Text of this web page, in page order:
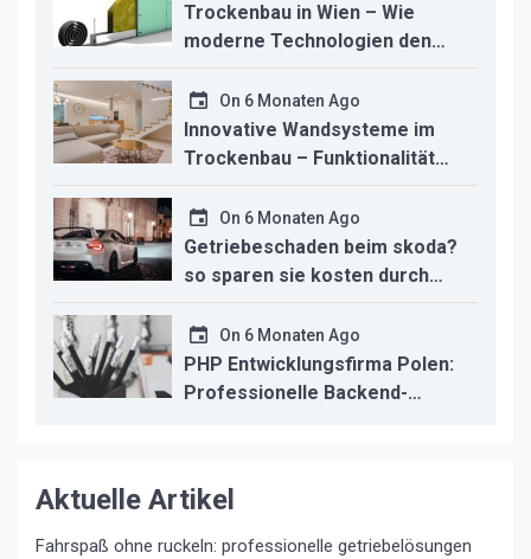
Trockenbau in Wien – Wie
moderne Technologien den
Innenausbau revolutionieren
On 6 Monaten Ago
Innovative Wandsysteme im
Trockenbau – Funktionalität
trifft modernes Design
On 6 Monaten Ago
Getriebeschaden beim skoda?
so sparen sie kosten durch
professionelle instandsetzung
On 6 Monaten Ago
PHP Entwicklungsfirma Polen:
Professionelle Backend-
Aktuelle Artikel
Fahrspaß ohne ruckeln: professionelle getriebelösungen